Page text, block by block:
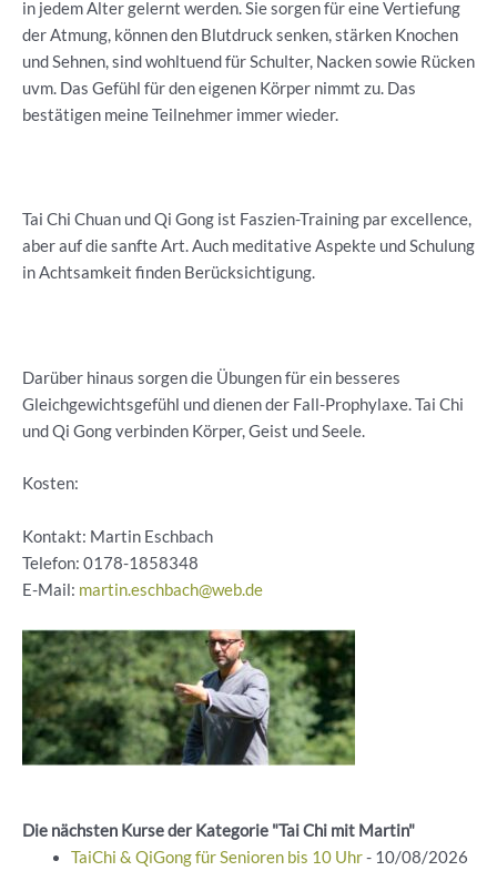
in jedem Alter gelernt werden. Sie sorgen für eine Vertiefung
der Atmung, können den Blutdruck senken, stärken Knochen
und Sehnen, sind wohltuend für Schulter, Nacken sowie Rücken
uvm. Das Gefühl für den eigenen Körper nimmt zu. Das
bestätigen meine Teilnehmer immer wieder.
Tai Chi Chuan und Qi Gong ist Faszien-Training par excellence,
aber auf die sanfte Art. Auch meditative Aspekte und Schulung
in Achtsamkeit finden Berücksichtigung.
Darüber hinaus sorgen die Übungen für ein besseres
Gleichgewichtsgefühl und dienen der Fall-Prophylaxe. Tai Chi
und Qi Gong verbinden Körper, Geist und Seele.
Kosten:
Kontakt: Martin Eschbach
Telefon: 0178-1858348
E-Mail: martin.eschbach@web.de
Die nächsten Kurse der Kategorie "Tai Chi mit Martin"
TaiChi & QiGong für Senioren bis 10 Uhr- 10/08/2026